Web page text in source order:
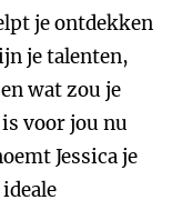
je ontdekken
je talenten,
wat zou je
voor jou nu
Jessica je